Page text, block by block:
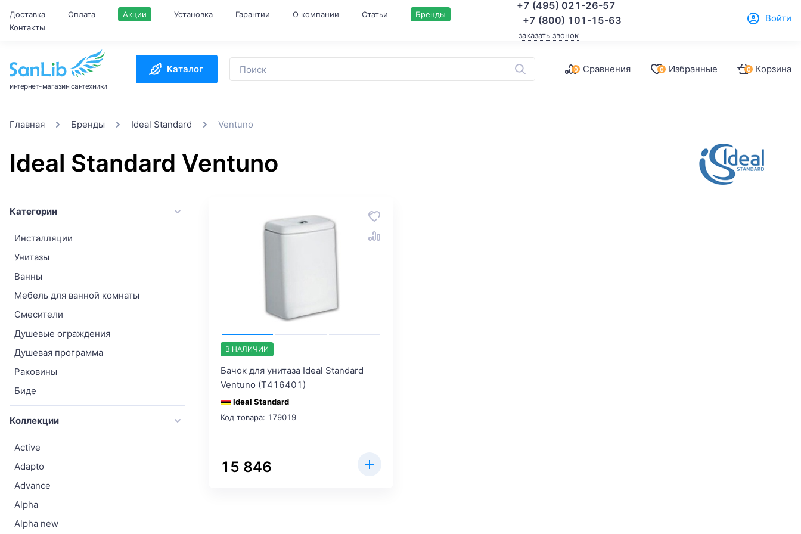
Доставка Оплата Акции Установка Гарантии О компании Статьи
Бренды
Контакты
+7 (495) 021-26-57
+7 (800) 101-15-63
заказать звонок
Войти
интернет-магазин сантехники
Каталог 0 Сравнения 0 Избранные 0 Корзина
Главная Бренды Ideal Standard Ventuno
Ideal Standard Ventuno
Категории
Инсталляции
Унитазы
Ванны
Мебель для ванной комнаты
Смесители
Душевые ограждения
Душевая программа
Раковины
Биде
Слив и канализация
Аксессуары для ванной
Унитазы с инсталляцией
Унитаз-компакт
Приставные унитазы
Подвесные унитазы
Столешницы для ванной
Коллекции
Active
Adapto
Advance
Alpha
Alpha new
В НАЛИЧИИ
Бачок для унитаза Ideal Standard
Ventuno (T416401)
Ideal Standard
Код товара: 179019
15 846